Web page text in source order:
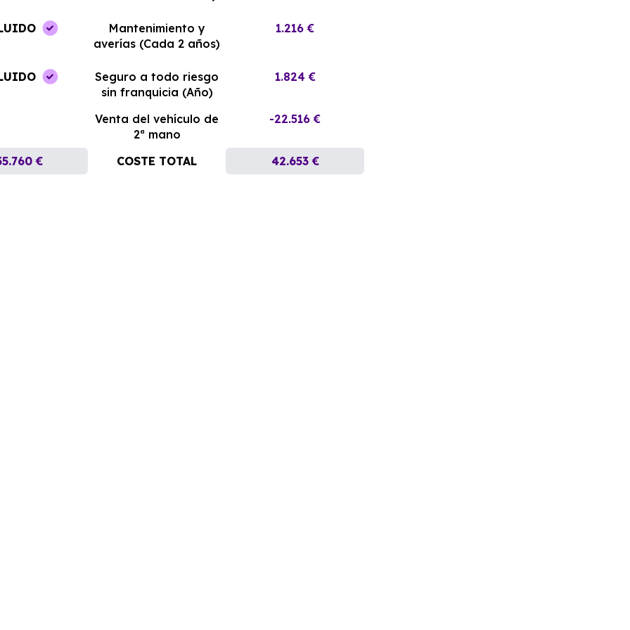
Mantenimiento y
averías (Cada 2 años)
1.216 €
Seguro a todo riesgo
sin franquicia (Año)
1.824 €
Venta del vehículo de
2ª mano
-22.516 €
€ COSTE TOTAL 42.653 €